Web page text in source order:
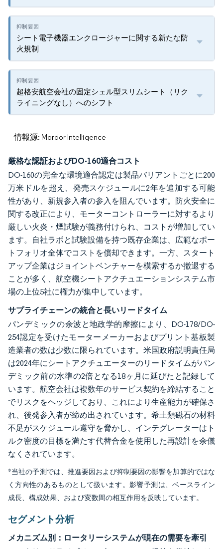
シート電子機器エンクロージャーに関する新たな防
火規制
超格安航空会社の固定シェル型スリムシート（リク
ライニングなし）へのシフト
情報源: Mordor Intelligence
厳格な認証およびDO-160適合コスト
DO-160の完全な環境適合認定は製品バリアントごとに200
万米ドルを超え、発売スケジュールに2年を追加する可能
性があり、新規参入者の参入を阻んでいます。防火安全に
関する改正により、モーターコントローラーに対するより
厳しい火炎・煙試験が義務付けられ、コストが増加してい
ます。自社ラボと試験設備を持つ既存企業は、広範なポー
トフォリオ全体でコストを償却できます。一方、スタート
アップ企業はジョイントベンチャーを模索するか撤退する
ことが多く、航空機シートアクチュエーションシステム市
場の上位5社に権力が集中しています。
サプライチェーンの統合と長いリードタイム
パンデミックの余波と地政学的摩擦により、DO-178/DO-
254認定を受けたモーターメーカーおよびプリント基板製
造業者の数は少数に限られています。米国政府説明責任局
は2024年にシートアクチュエーターのリードタイムがパン
デミック前の水準の2倍となる18ヶ月に延びたと記録して
います。航空会社は複数年のサービス契約を締結すること
でリスクをヘッジしており、これにより生産能力が確保さ
れ、後発参入者が締め出されています。希土類磁石の材料
不足がスケジュール遵守を脅かし、インテグレーターはト
ルク密度の目標を満たす代替合金を使用した再設計を余儀
なくされています。
*当社の予測では、推進要因および抑制要因の影響を加算的ではな
く方向性のあるものとして扱います。影響予測は、ベースライン
成長、構成効果、および変数間の相互作用を反映しています。
セグメント分析
メカニズム別：ロータリーシステムが現在の需要を牽引